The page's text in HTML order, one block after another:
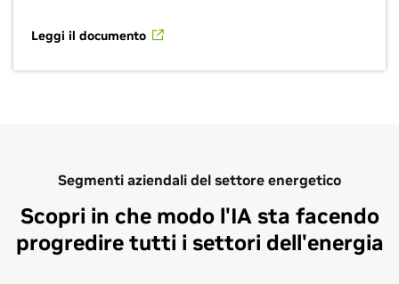
Leggi il documento
Segmenti aziendali del settore energetico
Scopri in che modo l'IA sta facendo
progredire tutti i settori dell'energia